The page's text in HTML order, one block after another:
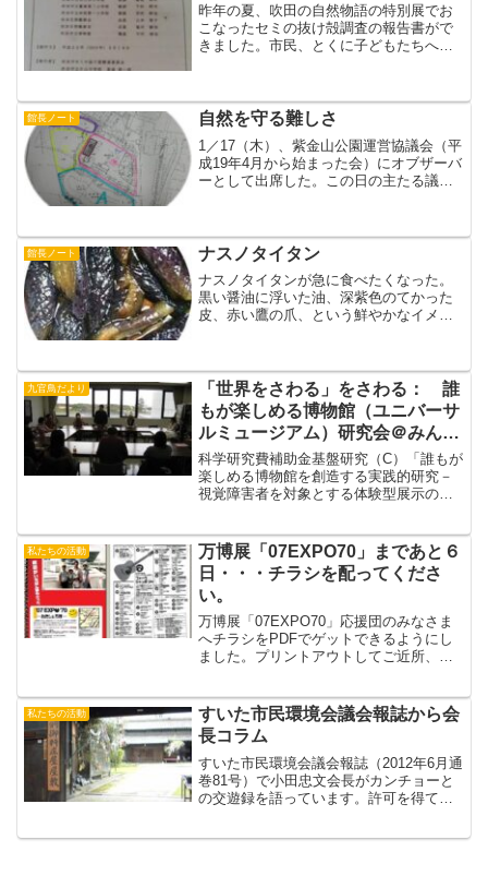
昨年の夏、吹田の自然物語の特別展でお
こなったセミの抜け殻調査の報告書がで
きました。市民、とくに子どもたちへの
継続的調査の一環です。目...
館長ノート 自然を守る難しさ
1／17（木）、紫金山公園運営協議会（平
成19年4月から始まった会）にオブザーバ
ーとして出席した。この日の主たる議題
委員、現状で使い...
館長ノート ナスノタイタン
ナスノタイタンが急に食べたくなった。
黒い醤油に浮いた油、深紫色のてかった
皮、赤い鷹の爪、という鮮やかなイメー
した口ざわり、しかし、酒のつまみに
も、飯のおかずにも乙である...
九官鳥だより
「世界をさわる」をさわる： 誰
もが楽しめる博物館（ユニバーサ
ルミュージアム）研究会＠みんぱ
く
科学研究費補助金基盤研究（C）「誰もが
楽しめる博物館を創造する実践的研究－
視覚障害者を対象とする体験型展示の試
（土）と２５日（日）の２日間、みんぱ
くと倉敷で開催されています...
私たちの活動
万博展「07EXPO70」まであと６
日・・・チラシを配ってくださ
い。
万博展「07EXPO70」応援団のみなさま
へチラシをPDFでゲットできるようにし
ました。プリントアウトしてご近所、知
（広報 kattan＋okkun & おー...
私たちの活動
すいた市民環境会議会報誌から会
長コラム
すいた市民環境会議会報誌（2012年6月通
巻81号）で小田忠文会長がカンチョーと
の交遊録を語っています。許可を得て転